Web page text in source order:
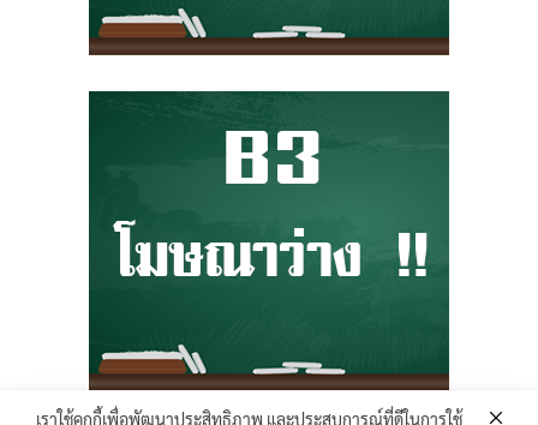
เราใช้คุกกี้เพื่อพัฒนาประสิทธิภาพ และประสบการณ์ที่ดีในการใช้